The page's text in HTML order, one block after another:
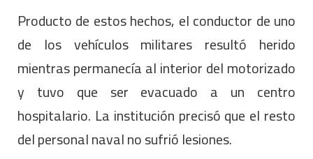
Producto de estos hechos, el conductor de uno
de los vehículos militares resultó herido
mientras permanecía al interior del motorizado
y tuvo que ser evacuado a un centro
hospitalario. La institución precisó que el resto
del personal naval no sufrió lesiones.